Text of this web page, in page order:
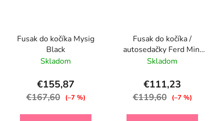
Fusak do kočíka Mysig
Black
Skladom
€155,87
€167,60 (–7 %)
Fusak do kočíka /
autosedačky Ferd Mini
Green Forest
Skladom
€111,23
€119,60 (–7 %)